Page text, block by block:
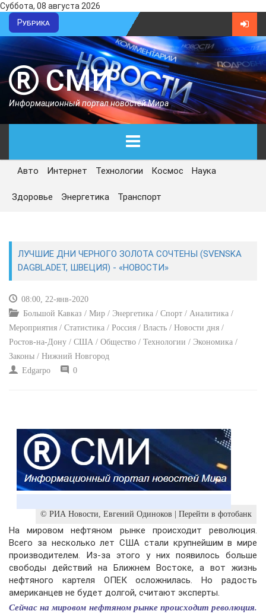
Суббота, 08 августа 2026
Рубрика
СМИ
Информационный портал новостей Мира
ГЛАВНАЯ
СЕГОДНЯ
ЭКОНОМИКА
ВОЕННЫЕ ДЕЙСТВИЯ
Авто Интернет Технологии Космос Наука
Здоровье Энергетика Транспорт
ЛУЧШИЕ ДНИ ЧЕРНОГО ЗОЛОТА СОЧТЕНЫ (SVENSKA
DAGBLADET, ШВЕЦИЯ) - «НОВОСТИ»
08:00, 22-янв-2020
Большой Кавказ / Мир / Энергетика / Спорт / Аналитика /
Мероприятия / Статистика / Россия / Власть / Новости дня /
Ростов-на-Дону / США / Общество / Технологии / Экономика /
Законы / Нижний Новгород
Edgarpo
0
© РИА Новости, Евгений Одиноков | Перейти в фотобанк
На мировом нефтяном рынке происходит революция.
Всего за несколько лет США стали крупнейшим в мире
производителем. Из-за этого у них появилось больше
свободы действий на Ближнем Востоке, а вот жизнь
нефтяного картеля ОПЕК осложнилась. Но радость
американцев не будет долгой, считают эксперты.
Сейчас на мировом нефтяном рынке происходит революция.